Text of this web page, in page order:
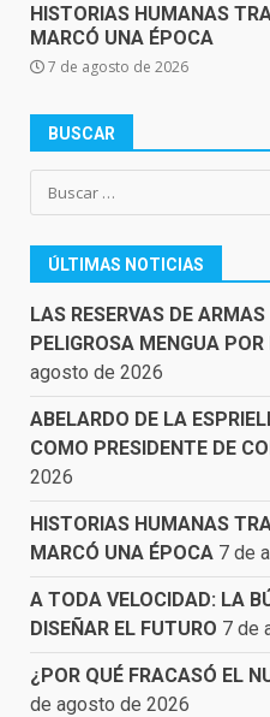
HISTORIAS HUMANAS
MARCÓ UNA ÉPOCA
7 de agosto de 2026
BUSCAR
Buscar:
ÚLTIMAS NOTICIAS
LAS RESERVAS DE
PELIGROSA MENGUA
agosto de 2026
ABELARDO DE LA
COMO PRESIDENTE DE
2026
HISTORIAS HUMANAS
MARCÓ UNA ÉPOCA 7 de
A TODA VELOCIDAD: LA
DISEÑAR EL FUTURO 7 de
¿POR QUÉ FRACASÓ EL
de agosto de 2026